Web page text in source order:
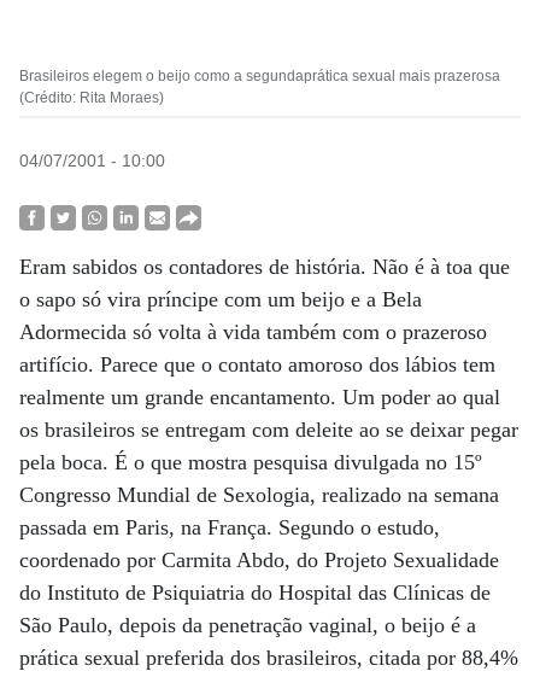
Brasileiros elegem o beijo como a segundaprática sexual mais prazerosa
(Crédito: Rita Moraes)
04/07/2001 - 10:00
Eram sabidos os contadores de história. Não é à toa que
o sapo só vira príncipe com um beijo e a Bela
Adormecida só volta à vida também com o prazeroso
artifício. Parece que o contato amoroso dos lábios tem
realmente um grande encantamento. Um poder ao qual
os brasileiros se entregam com deleite ao se deixar pegar
pela boca. É o que mostra pesquisa divulgada no 15º
Congresso Mundial de Sexologia, realizado na semana
passada em Paris, na França. Segundo o estudo,
coordenado por Carmita Abdo, do Projeto Sexualidade
do Instituto de Psiquiatria do Hospital das Clínicas de
São Paulo, depois da penetração vaginal, o beijo é a
prática sexual preferida dos brasileiros, citada por 88,4%